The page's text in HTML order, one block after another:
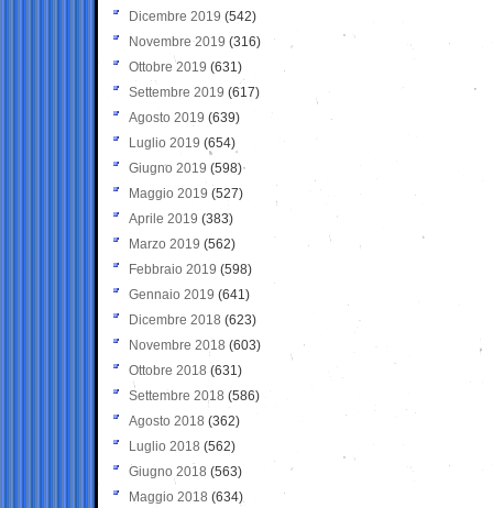
Dicembre 2019 (542)
Novembre 2019 (316)
Ottobre 2019 (631)
Settembre 2019 (617)
Agosto 2019 (639)
Luglio 2019 (654)
Giugno 2019 (598)
Maggio 2019 (527)
Aprile 2019 (383)
Marzo 2019 (562)
Febbraio 2019 (598)
Gennaio 2019 (641)
Dicembre 2018 (623)
Novembre 2018 (603)
Ottobre 2018 (631)
Settembre 2018 (586)
Agosto 2018 (362)
Luglio 2018 (562)
Giugno 2018 (563)
Maggio 2018 (634)